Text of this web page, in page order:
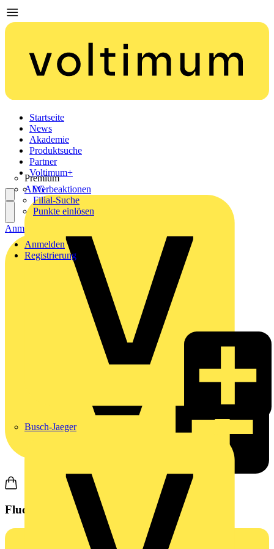
Startseite
News
Akademie
Produktsuche
Partner
Premium
AEG
Busch-Jaeger
Voltimum+
Werbeaktionen
Filial-Suche
Punkte einlösen
Anmelden
Registrierung
Anmelden
Fluchtwegleuchte von Philips